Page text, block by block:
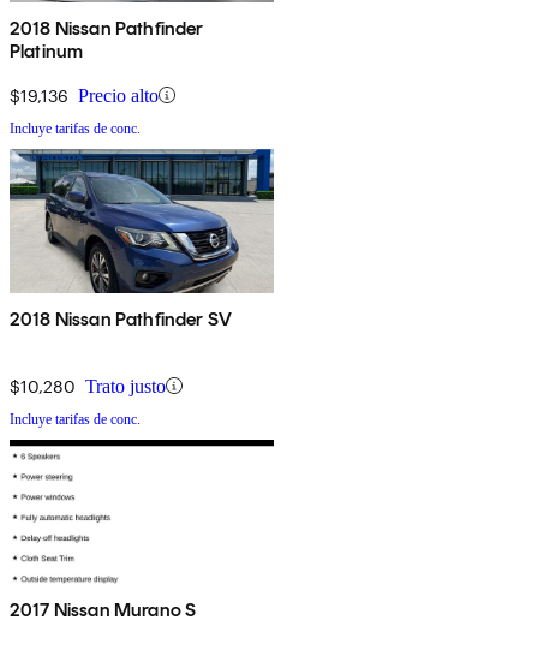
2018 Nissan Pathfinder
Platinum
$19,136 Precio alto
Incluye tarifas de conc.
2018 Nissan Pathfinder SV
$10,280 Trato justo
Incluye tarifas de conc.
2017 Nissan Murano S